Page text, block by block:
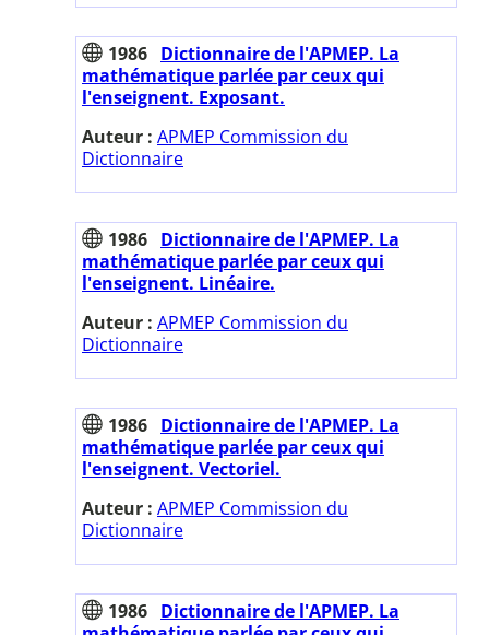
1986 Dictionnaire de l'APMEP. La
mathématique parlée par ceux qui
l'enseignent. Exposant.
Auteur : APMEP Commission du
Dictionnaire
1986 Dictionnaire de l'APMEP. La
mathématique parlée par ceux qui
l'enseignent. Linéaire.
Auteur : APMEP Commission du
Dictionnaire
1986 Dictionnaire de l'APMEP. La
mathématique parlée par ceux qui
l'enseignent. Vectoriel.
Auteur : APMEP Commission du
Dictionnaire
1986 Dictionnaire de l'APMEP. La